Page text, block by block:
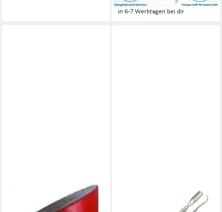
in 6-7 Werktagen bei dir
Nagelhautstäbchen